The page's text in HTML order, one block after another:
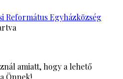
Református Egyházközség
amiatt, hogy a lehető
Önnek!